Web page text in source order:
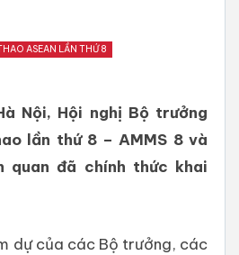
ASEAN LẦN THỨ 8
Nội, Hội nghị Bộ trưởng
lần thứ 8 – AMMS 8 và
quan đã chính thức khai
dự của các Bộ trưởng, các